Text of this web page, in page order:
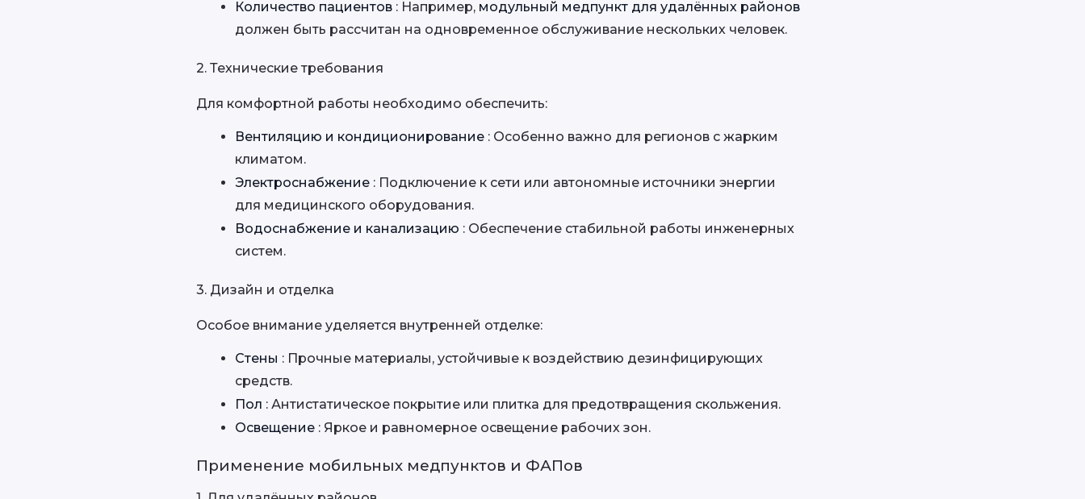
Количество пациентов : Например,
модульный медпункт для удалённых районов
должен быть рассчитан на одновременное обслуживание нескольких человек.
2. Технические требования
Для комфортной работы необходимо обеспечить:
Вентиляцию и кондиционирование : Особенно важно для регионов с жарким
климатом.
Электроснабжение : Подключение к сети или автономные источники энергии
для медицинского оборудования.
Водоснабжение и канализацию : Обеспечение стабильной работы инженерных
систем.
3. Дизайн и отделка
Особое внимание уделяется внутренней отделке:
Стены : Прочные материалы, устойчивые к воздействию дезинфицирующих
средств.
Пол : Антистатическое покрытие или плитка для предотвращения скольжения.
Освещение : Яркое и равномерное освещение рабочих зон.
Применение мобильных медпунктов и ФАПов